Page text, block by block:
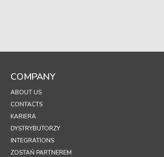
COMPANY
ABOUT US
CONTACTS
KARIERA
DYSTRYBUTORZY
INTEGRATIONS
ZOSTAŃ PARTNEREM